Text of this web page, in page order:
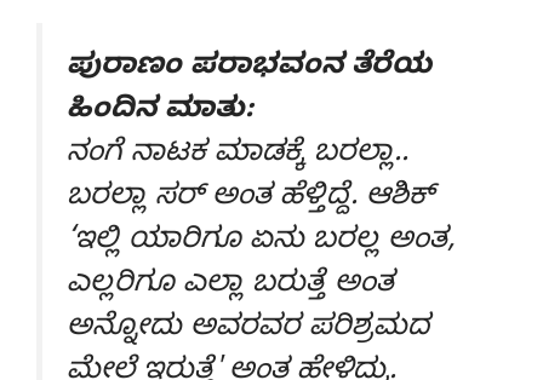
ಪುರಾಣಂ ಪರಾಭವಂನ ತೆರೆಯ
ಹಿಂದಿನ ಮಾತು:
ನಂಗೆ ನಾಟಕ ಮಾಡಕ್ಕೆ ಬರಲ್ಲಾ..
ಬರಲ್ಲಾ ಸರ್ ಅಂತ ಹೆಳ್ತಿದ್ದೆ. ಆಶಿಕ್
‘ಇಲ್ಲಿ ಯಾರಿಗೂ ಏನು ಬರಲ್ಲ ಅಂತ,
ಎಲ್ಲರಿಗೂ ಎಲ್ಲಾ ಬರುತ್ತೆ ಅಂತ
ಅನ್ನೋದು ಅವರವರ ಪರಿಶ್ರಮದ